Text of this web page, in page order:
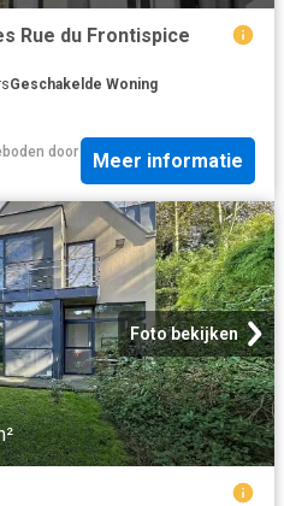
Rue du Frontispice
Geschakelde Woning
door
Meer informatie
Foto bekijken